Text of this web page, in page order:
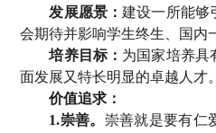
发展愿景：建设一所能够
会期待并影响学生终生、国内
培养目标： 为国家培养具
面发展又特长明显的卓越人才。
价值追求：
1.崇善。 崇善就是要有仁